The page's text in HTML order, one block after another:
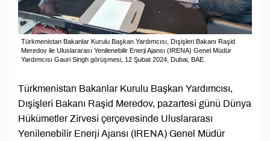
Türkmenistan Bakanlar Kurulu Başkan Yardımcısı, Dışişleri Bakanı Raşid
Meredov ile Uluslararası Yenilenebilir Enerji Ajansı (IRENA) Genel Müdür
Yardımcısı Gauri Singh görüşmesi, 12 Şubat 2024, Dubai, BAE.
Türkmenistan Bakanlar Kurulu Başkan Yardımcısı,
Dışişleri Bakanı Raşid Meredov, pazartesi günü Dünya
Hükümetler Zirvesi çerçevesinde Uluslararası
Yenilenebilir Enerji Ajansı (IRENA) Genel Müdür